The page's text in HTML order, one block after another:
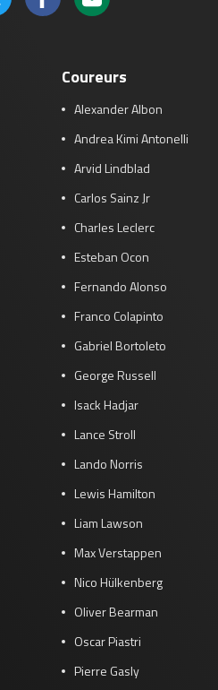
Coureurs
Alexander Albon
Andrea Kimi Antonelli
Arvid Lindblad
Carlos Sainz Jr
Charles Leclerc
Esteban Ocon
Fernando Alonso
Franco Colapinto
Gabriel Bortoleto
George Russell
Isack Hadjar
Lance Stroll
Lando Norris
Lewis Hamilton
Liam Lawson
Max Verstappen
Nico Hülkenberg
Oliver Bearman
Oscar Piastri
Pierre Gasly